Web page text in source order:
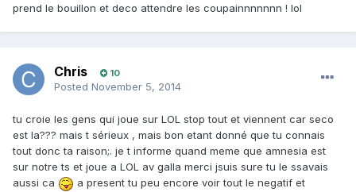
prend le bouillon et deco attendre les coupainnnnnnn ! lol
Chris 10
Posted November 5, 2014
tu croie les gens qui joue sur LOL stop tout et viennent car seco
est la??? mais t sérieux , mais bon etant donné que tu connais
tout donc ta raison;. je t informe quand meme que amnesia est
sur notre ts et joue a LOL av galla merci jsuis sure tu le ssavais
aussi ca
a present tu peu encore voir tout le negatif et